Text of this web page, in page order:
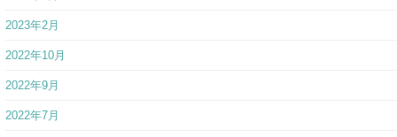
2023年2月
2022年10月
2022年9月
2022年7月